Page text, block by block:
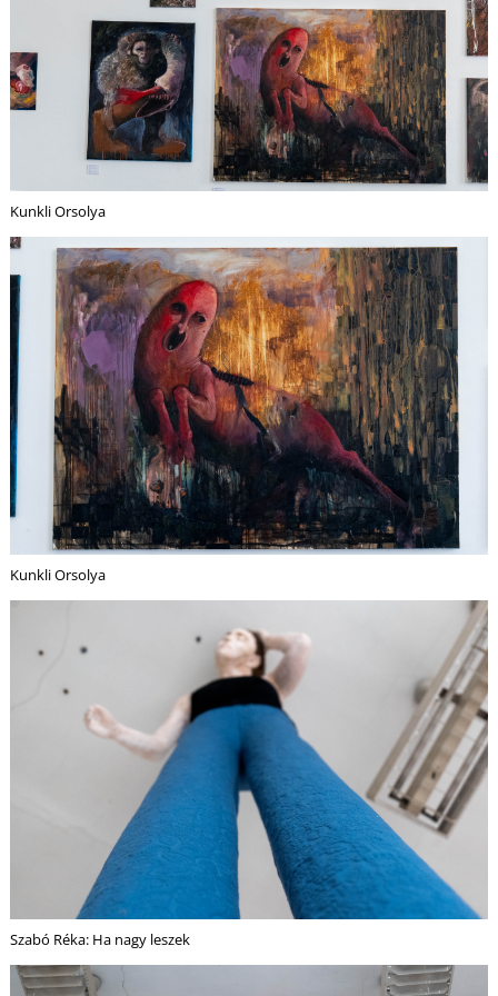
Kunkli Orsolya
Kunkli Orsolya
Szabó Réka: Ha nagy leszek